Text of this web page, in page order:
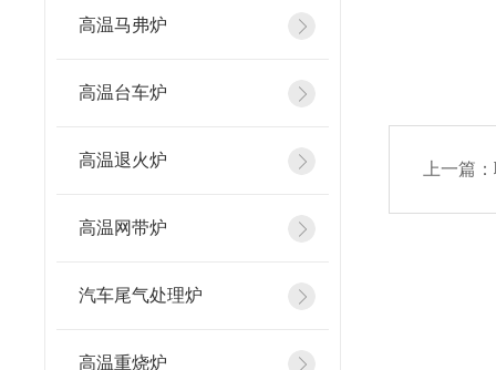
高温马弗炉
高温台车炉
高温退火炉
高温网带炉
汽车尾气处理炉
高温重烧炉
上一篇：